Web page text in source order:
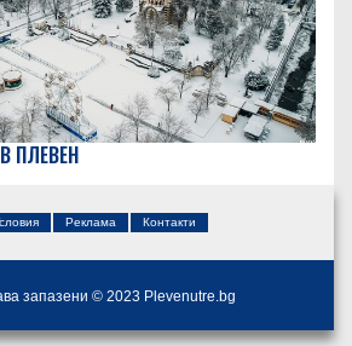
ПЛЕВЕН
Реклама Контакти
запазени © 2023 Plevenutre.bg